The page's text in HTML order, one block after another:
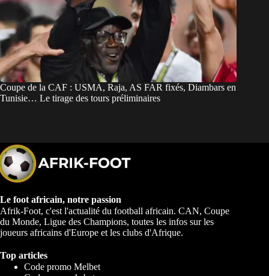
Coupe de la CAF : USMA, Raja, AS FAR fixés, Diambars en
Tunisie… Le tirage des tours préliminaires
Le foot africain, notre passion
Afrik-Foot, c'est l'actualité du football africain. CAN, Coupe
du Monde, Ligue des Champions, toutes les infos sur les
joueurs africains d'Europe et les clubs d'Afrique.
Top articles
Code promo Melbet